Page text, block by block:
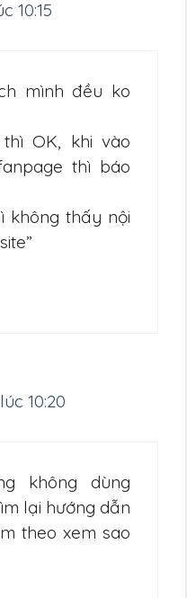
10:15
mình đều ko
OK, khi vào
thì báo
không thấy nội
10:20
không dùng
lại hướng dẫn
theo xem sao